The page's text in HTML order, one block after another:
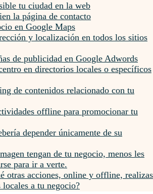
tu ciudad en la web
la página de contacto
en Google Maps
y localización en todos los sitios
de publicidad en Google Adwords
en directorios locales o específicos
de contenidos relacionado con tu
offline para promocionar tu
depender únicamente de su
tengan de tu negocio, menos les
para ir a verte.
otras acciones, online y offline, realizas
a tu negocio?